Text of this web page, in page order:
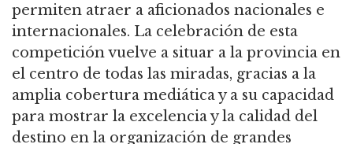
permiten atraer a aficionados nacionales e
internacionales. La celebración de esta
competición vuelve a situar a la provincia en
el centro de todas las miradas, gracias a la
amplia cobertura mediática y a su capacidad
para mostrar la excelencia y la calidad del
destino en la organización de grandes